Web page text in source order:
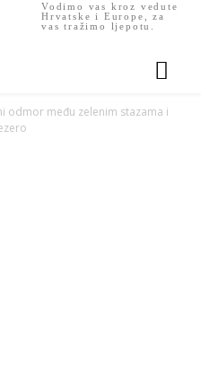
Vodimo vas kroz vedute
Hrvatske i Europe, za
vas tražimo ljepotu.
odmor među zelenim stazama i